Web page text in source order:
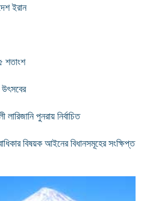
ইরান
শতাংশ
পুনরায় নির্বাচিত
বিষয়ক আইনের বিধানসমূহের সংক্ষিপ্ত